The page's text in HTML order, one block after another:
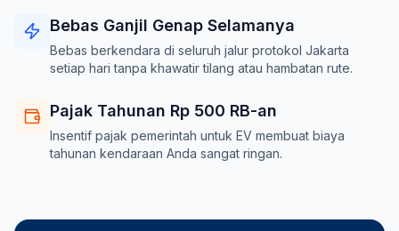
Bebas Ganjil Genap Selamanya
Bebas berkendara di seluruh jalur protokol Jakarta
setiap hari tanpa khawatir tilang atau hambatan rute.
Pajak Tahunan Rp 500 RB-an
Insentif pajak pemerintah untuk EV membuat biaya
tahunan kendaraan Anda sangat ringan.